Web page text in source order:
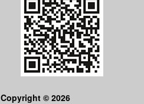
Copyright © 2026